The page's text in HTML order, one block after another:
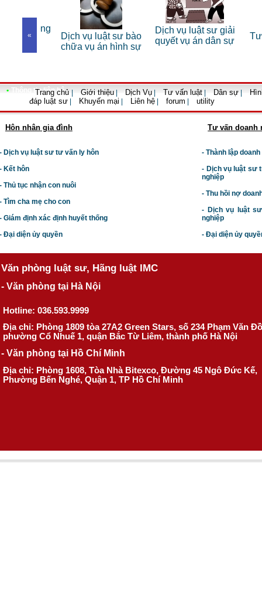
«
Dịch vụ luật sư bào
chữa vụ án hình sự
Dịch vụ luật sư giải
quyết vụ án dân sự
Tư
• Thông tin liên hệ
Trang chủ Giới thiệu Dịch Vụ Tư vấn luật Dân sự
đáp luật sư
Khuyến mại Liên hệ forum utility
Hôn nhân gia đình
Dịch vụ luật sư tư vấn ly hôn
Kết hôn
Thủ tục nhận con nuôi
Tìm cha mẹ cho con
Giám định xác định huyết thống
Đại diện ủy quyền
Tư vấn doanh
- Thành lập
- Dịch vụ luật sư t
nghiệp
- Thu hồi nợ
- Dịch vụ luật
nghiệp
- Đại diện ủy
Văn phòng luật sư, Hãng luật IMC
- Văn phòng tại Hà Nội
Hotline: 036.593.9999
Địa chỉ: Phòng 1809 tòa 27A2 Green Stars, số 234 Phạm Văn
phường Cổ Nhuế 1, quận Bắc Từ Liêm, thành phố Hà Nội
- Văn phòng tại Hồ Chí Minh
Địa chỉ: Phòng 1608, Tòa Nhà Bitexco, Đường 45 Ngô Đức Kế,
Phường Bến Nghé, Quận 1, TP Hồ Chí Minh